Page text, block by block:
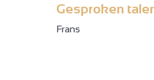
Gesproken
Frans